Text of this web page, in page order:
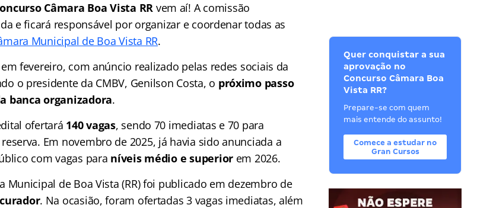
Câmara Boa Vista RR vem aí! A comissão
e ficará responsável por organizar e coordenar todas as
Municipal de Boa Vista RR.
fevereiro, com anúncio realizado pelas redes sociais da
o presidente da CMBV, Genilson Costa, o próximo passo
banca organizadora.
ofertará 140 vagas, sendo 70 imediatas e 70 para
Em novembro de 2025, já havia sido anunciada a
com vagas para níveis médio e superior em 2026.
Municipal de Boa Vista (RR) foi publicado em dezembro de
. Na ocasião, foram ofertadas 3 vagas imediatas, além
Quer conquistar a sua
aprovação no
Concurso Câmara Boa
Vista RR?
Prepare-se com quem
mais entende do assunto!
Comece a estudar no
Gran Cursos